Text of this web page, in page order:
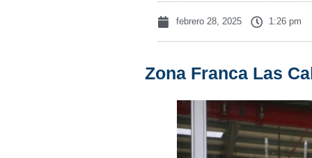
febrero 28, 2025 1:26 pm
Zona Franca Las